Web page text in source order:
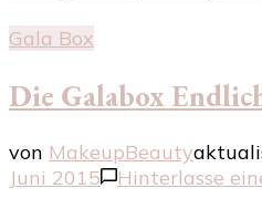
Gala Box
Die Galabox
von MakeupBeauty
Juni 2015
Hinterlasse